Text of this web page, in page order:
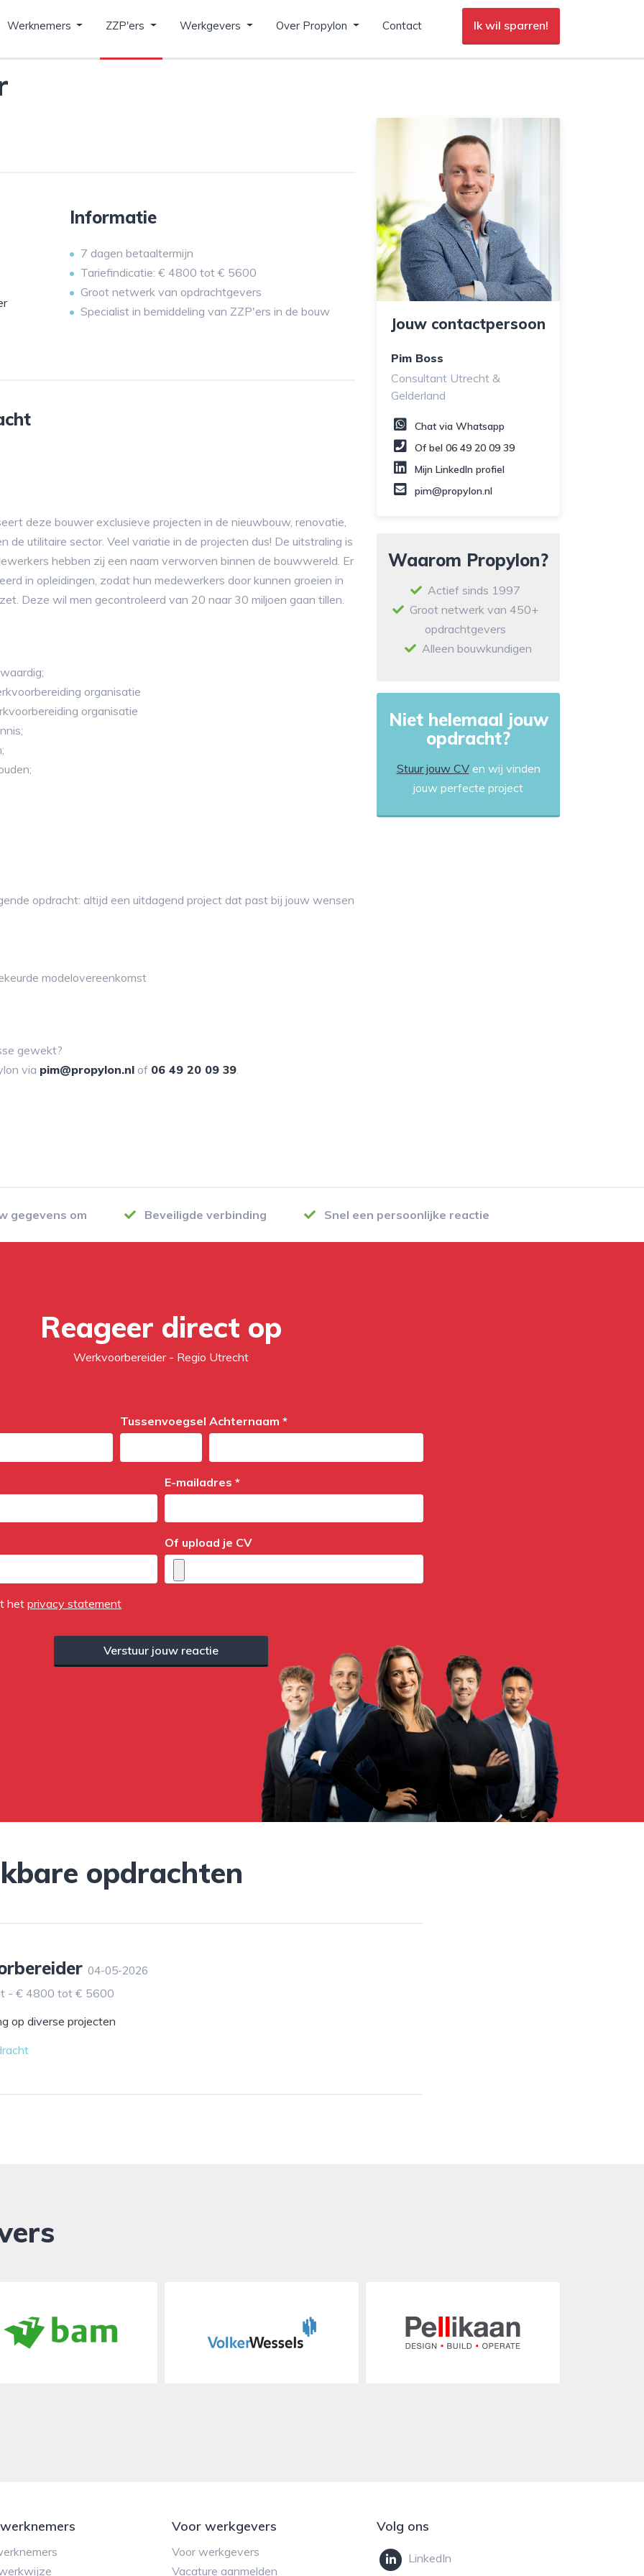
Werknemers ZZP'ers Werkgevers Over Propylon Contact Ik wil sparren!
Informatie
7 dagen betaaltermijn
Tariefindicatie: € 4800 tot € 5600
Groot netwerk van opdrachtgevers
Specialist in bemiddeling van ZZP'ers in de bouw
deze bouwer exclusieve projecten in de nieuwbouw, renovatie,
utilitaire sector. Veel variatie in de projecten dus! De uitstraling is
hebben zij een naam verworven binnen de bouwwereld. Er
in opleidingen, zodat hun medewerkers door kunnen groeien in
Deze wil men gecontroleerd van 20 naar 30 miljoen gaan tillen.
organisatie
organisatie
opdracht: altijd een uitdagend project dat past bij jouw wensen
modelovereenkomst
gewekt?
via pim@propylon.nl of 06 49 20 09 39.
Jouw contactpersoon
Pim Boss
Consultant Utrecht &
Gelderland
Chat via Whatsapp
Of bel 06 49 20 09 39
Mijn LinkedIn profiel
pim@propylon.nl
Waarom Propylon?
Actief sinds 1997
Groot netwerk van 450+
opdrachtgevers
Alleen bouwkundigen
Niet helemaal jouw
opdracht?
Stuur jouw CVen wij vinden
jouw perfecte project
gegevens om Beveiligde verbinding Snel een persoonlijke reactie
Reageer direct op
Werkvoorbereider - Regio Utrecht
Tussenvoegsel Achternaam *
E-mailadres *
Of upload je CV
hetprivacy statement
Verstuur jouw reactie
opdrachten
04-05-2026
- € 4800 tot € 5600
op diverse projecten
Voor werkgevers
Voor werkgevers
Vacature aanmelden
Volg ons
LinkedIn